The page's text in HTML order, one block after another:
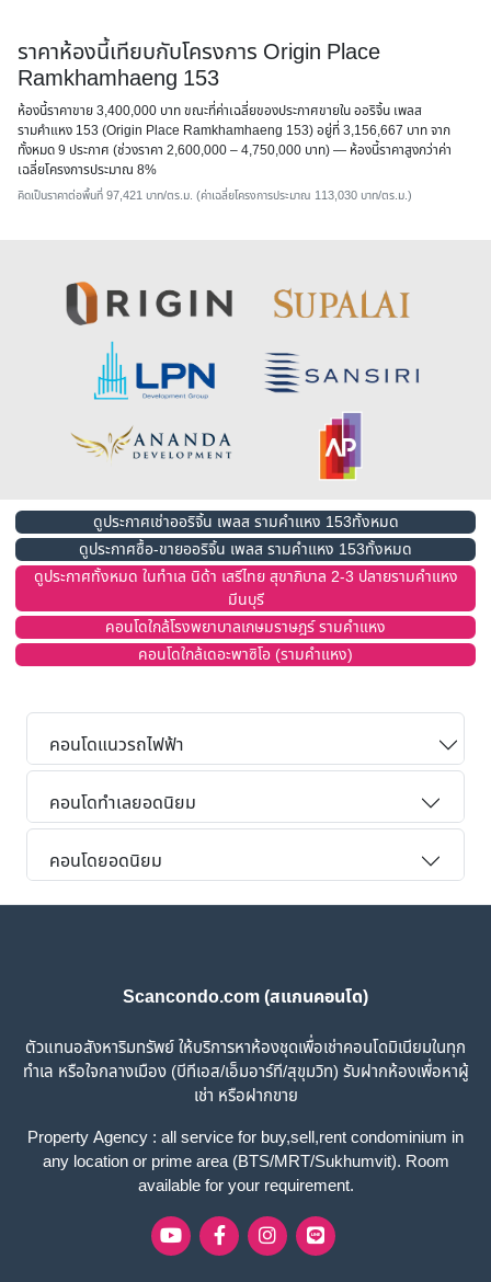
ราคาห้องนี้เทียบกับโครงการ Origin Place
Ramkhamhaeng 153
ห้องนี้ราคาขาย 3,400,000 บาท ขณะที่ค่าเฉลี่ยของประกาศขายใน ออริจิ้น เพลส
รามคำแหง 153 (Origin Place Ramkhamhaeng 153) อยู่ที่ 3,156,667 บาท จาก
ทั้งหมด 9 ประกาศ (ช่วงราคา 2,600,000 – 4,750,000 บาท) — ห้องนี้ราคาสูงกว่าค่า
เฉลี่ยโครงการประมาณ 8%
คิดเป็นราคาต่อพื้นที่ 97,421 บาท/ตร.ม. (ค่าเฉลี่ยโครงการประมาณ 113,030 บาท/ตร.ม.)
ดูประกาศเช่าออริจิ้น เพลส รามคำแหง 153ทั้งหมด
ดูประกาศซื้อ-ขายออริจิ้น เพลส รามคำแหง 153ทั้งหมด
ดูประกาศทั้งหมด ในทำเล นิด้า เสรีไทย สุขาภิบาล 2-3 ปลายรามคำแหง
มีนบุรี
คอนโดใกล้โรงพยาบาลเกษมราษฎร์ รามคำแหง
คอนโดใกล้เดอะพาซิโอ (รามคําแหง)
คอนโดแนวรถไฟฟ้า
คอนโดทำเลยอดนิยม
คอนโดยอดนิยม
Scancondo.com (สแกนคอนโด)
ตัวแทนอสังหาริมทรัพย์ ให้บริการหาห้องชุดเพื่อเช่าคอนโดมิเนียมในทุก
ทำเล หรือใจกลางเมือง (บีทีเอส/เอ็มอาร์ที/สุขุมวิท) รับฝากห้องเพื่อหาผู้
เช่า หรือฝากขาย
Property Agency : all service for buy,sell,rent condominium in
any location or prime area (BTS/MRT/Sukhumvit). Room
available for your requirement.